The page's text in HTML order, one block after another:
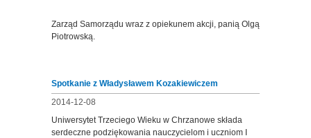
Zarząd Samorządu wraz z opiekunem akcji, panią Olgą
Piotrowską.
Spotkanie z Władysławem Kozakiewiczem
2014-12-08
Uniwersytet Trzeciego Wieku w Chrzanowe składa
serdeczne podziękowania nauczycielom i uczniom I